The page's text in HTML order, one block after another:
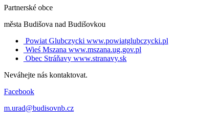
Partnerské obce
města Budišova nad Budišovkou
Powiat Glubczycki www.powiatglubczycki.pl
Wieś Mszana www.mszana.ug.gov.pl
Obec Stráňavy www.stranavy.sk
Neváhejte nás kontaktovat.
Facebook
m.urad@budisovnb.cz